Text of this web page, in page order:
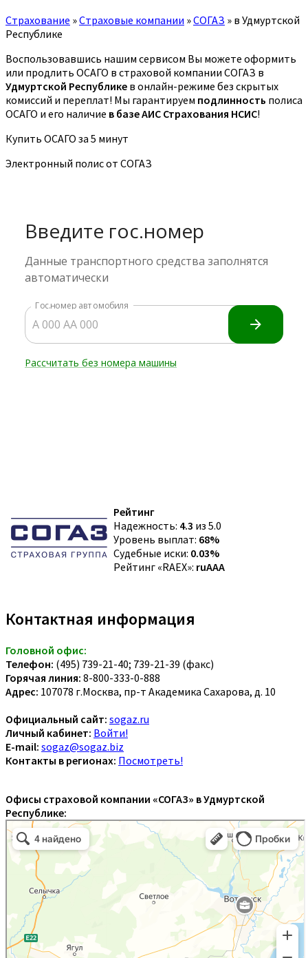
Страхование »Страховые компании »СОГАЗ » в Удмуртской
Республике
Воспользовавшись нашим сервисом Вы можете оформить
или продлить ОСАГО в страховой компании СОГАЗ в
Удмуртской Республике в онлайн-режиме без скрытых
комиссий и переплат! Мы гарантируем подлинность полиса
ОСАГО и его наличие в базе АИС Страхования НСИС!
Купить ОСАГО за 5 минут
Электронный полис от СОГАЗ
Рейтинг
Надежность: 4.3 из 5.0
Уровень выплат: 68%
Судебные иски: 0.03%
Рейтинг «RAEX»: ruAAA
Контактная информация
Головной офис:
Телефон: (495) 739-21-40; 739-21-39 (факс)
Горячая линия: 8-800-333-0-888
Адрес: 107078 г.Москва, пр-т Академика Сахарова, д. 10
Официальный сайт: sogaz.ru
Личный кабинет: Войти!
E-mail: sogaz@sogaz.biz
Контакты в регионах: Посмотреть!
Офисы страховой компании «СОГАЗ» в Удмуртской
Республике: